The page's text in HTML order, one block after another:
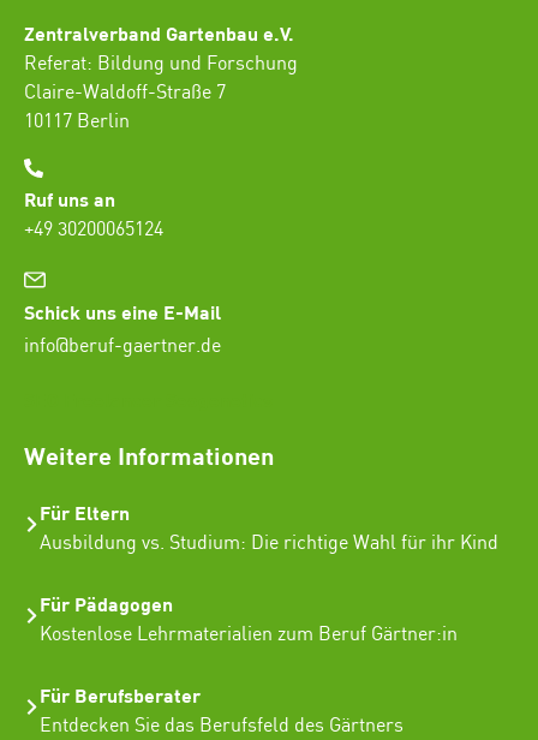
Zentralverband Gartenbau e.V.
Referat: Bildung und Forschung
Claire-Waldoff-Straße 7
10117 Berlin
Ruf uns an
+49 30200065124
Schick uns eine E-Mail
info@beruf-gaertner.de
Weitere Informationen
Für Eltern
Ausbildung vs. Studium: Die richtige Wahl für ihr Kind
Für Pädagogen
Kostenlose Lehrmaterialien zum Beruf Gärtner:in
Für Berufsberater
Entdecken Sie das Berufsfeld des Gärtners